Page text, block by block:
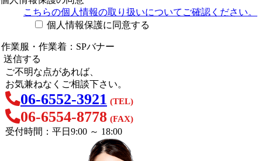
こちらの個人情報の取り扱いについてご確認ください。
個人情報保護に同意する
ご不明な点があれば、
お気兼ねなくご相談下さい。
06-6552-3921 (TEL)
06-6554-8778 (FAX)
受付時間：平日9:00 ～ 18:00